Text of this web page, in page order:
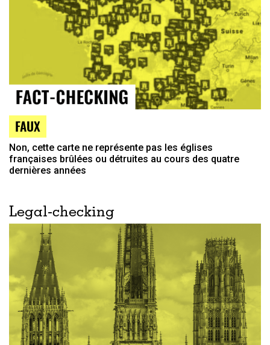
FAUX
Non, cette carte ne représente pas les églises
françaises brûlées ou détruites au cours des quatre
dernières années
Legal-checking